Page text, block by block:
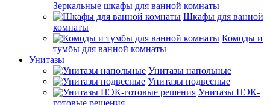
Зеркальные шкафы для ванной комнаты
Шкафы для ванной
комнаты
Комоды и
тумбы для ванной комнаты
Унитазы
Унитазы напольные
Унитазы подвесные
Унитазы ПЭК-
готовые решения